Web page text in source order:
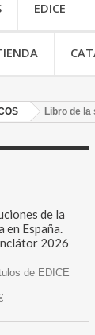
EDICE
Libro de la
de la
en España.
2026
de EDICE